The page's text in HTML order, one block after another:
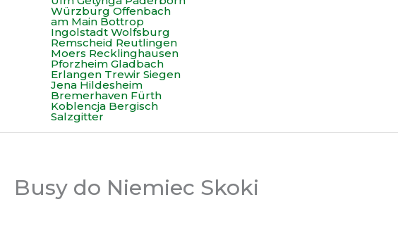
Busy do Niemiec Skoki